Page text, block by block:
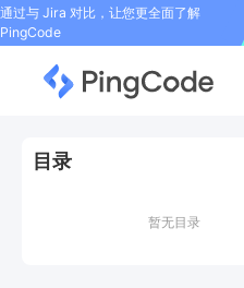
通过与 Jira 对比，让您更全面了解
PingCode
目录
暂无目录